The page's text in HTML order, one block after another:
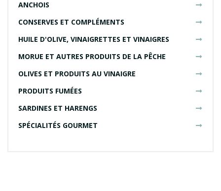
ANCHOIS
CONSERVES ET COMPLÉMENTS
HUILE D'OLIVE, VINAIGRETTES ET VINAIGRES
MORUE ET AUTRES PRODUITS DE LA PÊCHE
OLIVES ET PRODUITS AU VINAIGRE
PRODUITS FUMÉES
SARDINES ET HARENGS
SPÉCIALITÉS GOURMET